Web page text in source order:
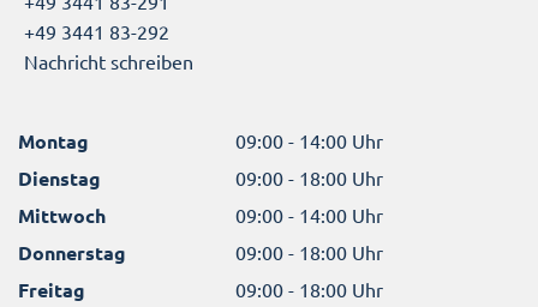
+49 3441 83-292
Nachricht schreiben
Montag 09:00 - 14:00 Uhr
Dienstag 09:00 - 18:00 Uhr
Mittwoch 09:00 - 14:00 Uhr
Donnerstag 09:00 - 18:00 Uhr
Freitag 09:00 - 18:00 Uhr